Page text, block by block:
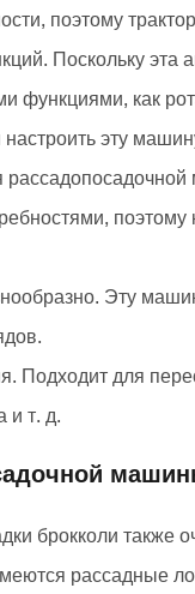
поэтому
Поскольку
функциями, как
эту
Эту
Подходит для
и т. д.
брокколи также
рассадные